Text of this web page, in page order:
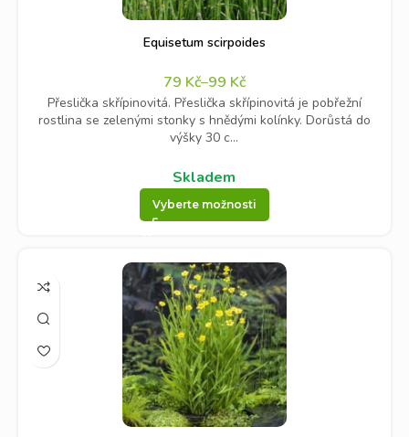
Equisetum scirpoides
79 Kč–99 Kč
Přeslička skřípinovitá. Přeslička skřípinovitá je pobřežní
rostlina se zelenými stonky s hnědými kolínky. Dorůstá do
výšky 30 c...
Skladem
Vyberte možnosti